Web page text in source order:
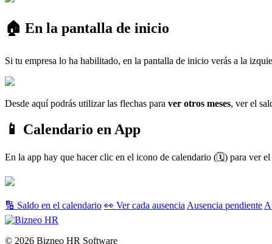
 En la pantalla de inicio
Si tu empresa lo ha habilitado, en la pantalla de inicio verás a la
Desde aquí podrás utilizar las flechas para ver otros meses, ver el
 Calendario en App
En la app hay que hacer clic en el icono de calendario () para ver el
🔢 Saldo en el calendario 👀 Ver cada ausencia Ausencia pendiente
© 2026 Bizneo HR Software